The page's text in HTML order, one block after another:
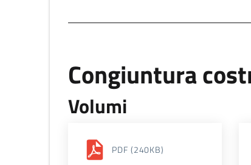
Congiuntura
Volumi
PDF (240KB)